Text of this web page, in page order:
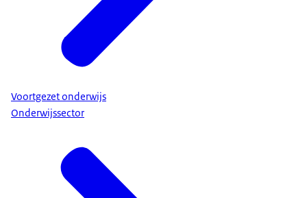
Voortgezet onderwijs
Onderwijssector